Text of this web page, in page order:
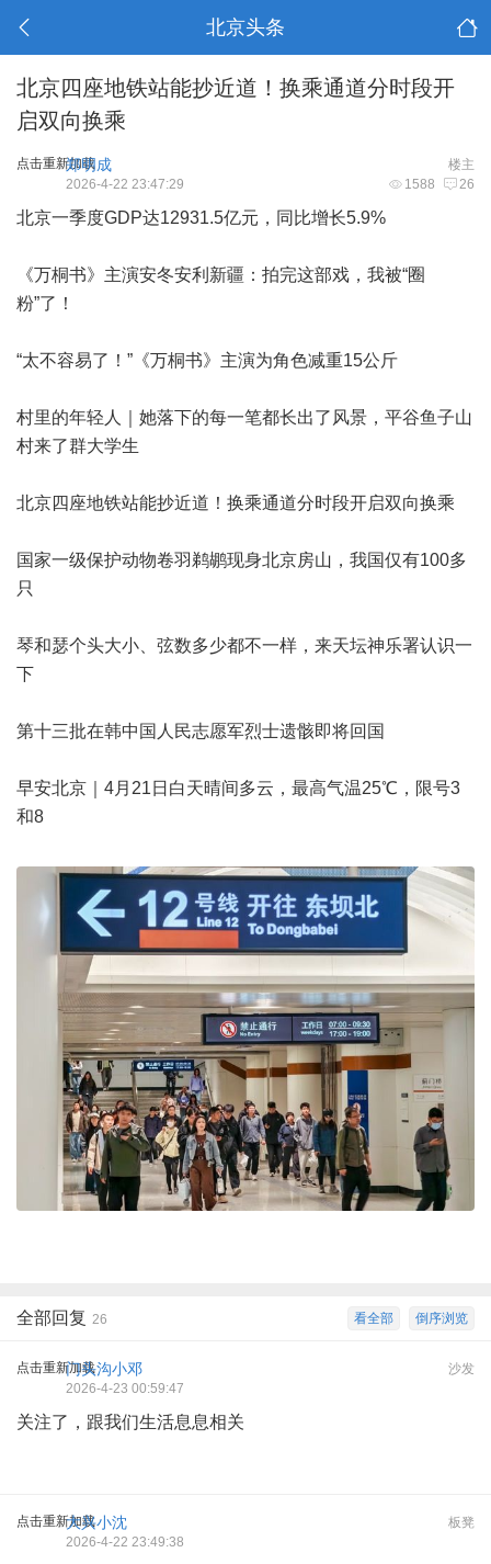
北京头条
北京四座地铁站能抄近道！换乘通道分时段开
启双向换乘
点击重新加载 楼主
郑明成
1588 26
2026-4-22 23:47:29
北京一季度GDP达12931.5亿元，同比增长5.9%
《万桐书》主演安冬安利新疆：拍完这部戏，我被“圈
粉”了！
“太不容易了！”《万桐书》主演为角色减重15公斤
村里的年轻人｜她落下的每一笔都长出了风景，平谷鱼子山
村来了群大学生
北京四座地铁站能抄近道！换乘通道分时段开启双向换乘
国家一级保护动物卷羽鹈鹕现身北京房山，我国仅有100多
只
琴和瑟个头大小、弦数多少都不一样，来天坛神乐署认识一
下
第十三批在韩中国人民志愿军烈士遗骸即将回国
早安北京｜4月21日白天晴间多云，最高气温25℃，限号3
和8
倒序浏览
看全部
全部回复 26
点击重新加载 沙发
门头沟小邓
2026-4-23 00:59:47
关注了，跟我们生活息息相关
点击重新加载 板凳
大兴小沈
2026-4-22 23:49:38